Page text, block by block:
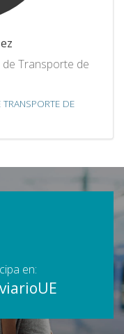
Transporte de
DE
en: